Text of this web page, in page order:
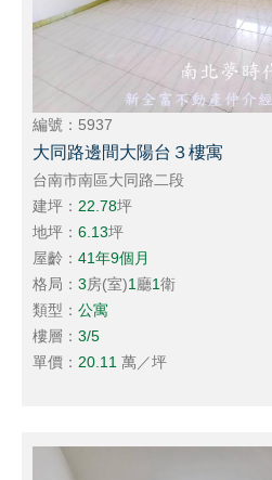
編號：5937
大同路邊間大陽台３樓寓
台南市南區大同路二段
建坪：22.78坪
地坪：6.13坪
屋齡：41年9個月
格局：3房(室)1廳1衛
類型：公寓
樓層：3/5
單價：20.11 萬／坪